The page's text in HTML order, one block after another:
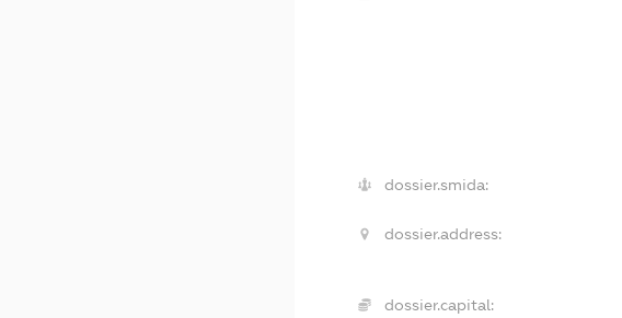
dossier.smida:
dossier.address:
dossier.capital: